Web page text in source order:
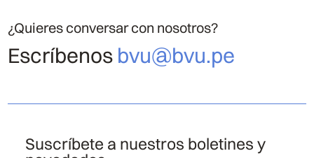
¿Quieres conversar con nosotros?
Escríbenos bvu@bvu.pe
Suscríbete a nuestros boletines y